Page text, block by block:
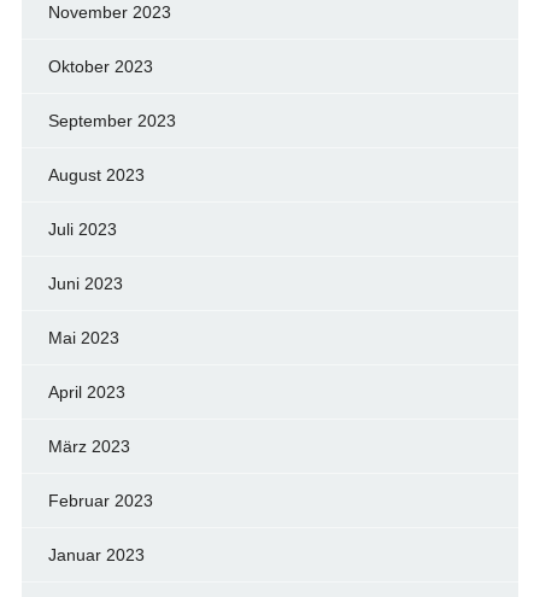
November 2023
Oktober 2023
September 2023
August 2023
Juli 2023
Juni 2023
Mai 2023
April 2023
März 2023
Februar 2023
Januar 2023